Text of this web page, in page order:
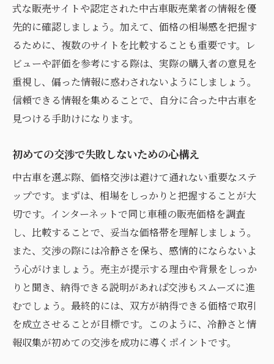
式な販売サイトや認定された中古車販売業者の情報を優
先的に確認しましょう。加えて、価格の相場感を把握す
るために、複数のサイトを比較することも重要です。レ
ビューや評価を参考にする際は、実際の購入者の意見を
重視し、偏った情報に惑わされないようにしましょう。
信頼できる情報を集めることで、自分に合った中古車を
見つける手助けになります。
初めての交渉で失敗しないための心構え
中古車を選ぶ際、価格交渉は避けて通れない重要なステ
ップです。まずは、相場をしっかりと把握することが大
切です。インターネットで同じ車種の販売価格を調査
し、比較することで、妥当な価格帯を理解しましょう。
また、交渉の際には冷静さを保ち、感情的にならないよ
う心がけましょう。売主が提示する理由や背景をしっか
りと聞き、納得できる説明があれば交渉もスムーズに進
むでしょう。最終的には、双方が納得できる価格で取引
を成立させることが目標です。このように、冷静さと情
報収集が初めての交渉を成功に導くポイントです。